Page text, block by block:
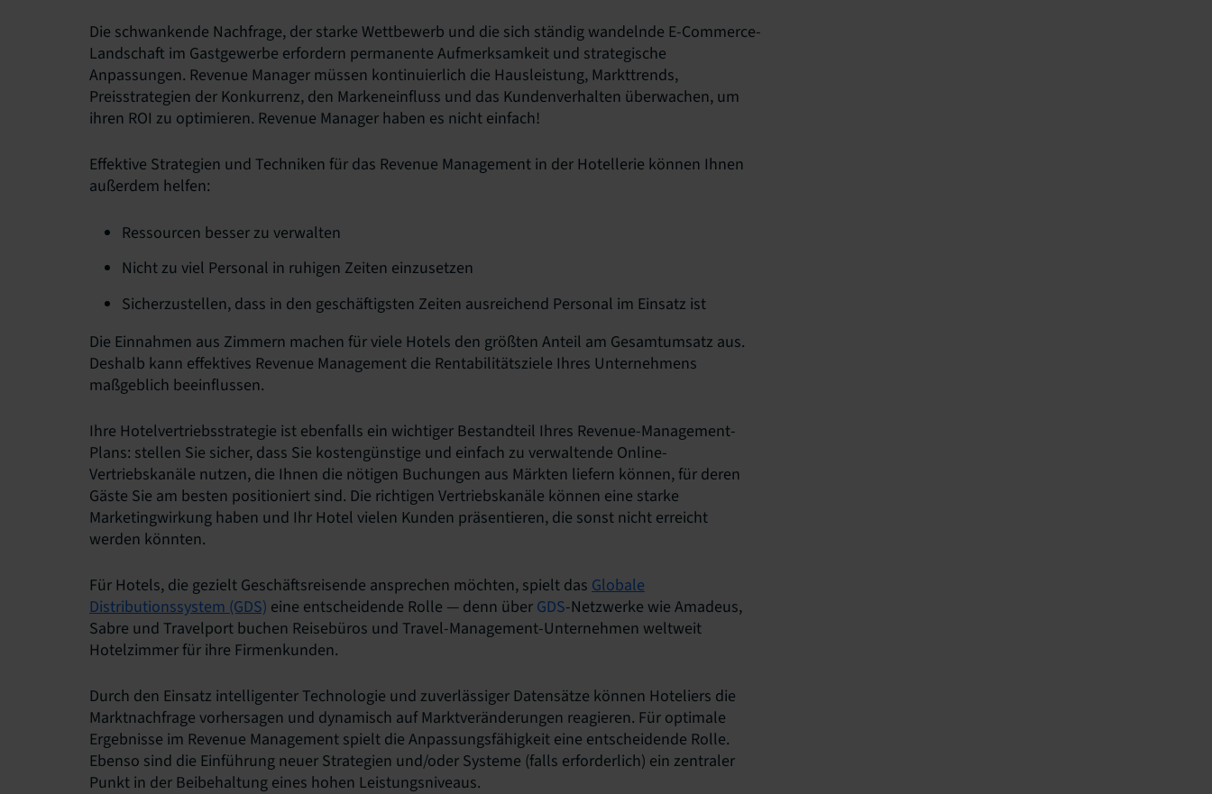
Die schwankende Nachfrage, der starke Wettbewerb und die sich ständig wandelnde E-Commerce-
Landschaft im Gastgewerbe erfordern permanente Aufmerksamkeit und strategische
Anpassungen. Revenue Manager müssen kontinuierlich die Hausleistung, Markttrends,
Preisstrategien der Konkurrenz, den Markeneinfluss und das Kundenverhalten überwachen, um
ihren ROI zu optimieren. Revenue Manager haben es nicht einfach!
Effektive Strategien und Techniken für das Revenue Management in der Hotellerie können Ihnen
außerdem helfen:
Ressourcen besser zu verwalten
Nicht zu viel Personal in ruhigen Zeiten einzusetzen
Sicherzustellen, dass in den geschäftigsten Zeiten ausreichend Personal im Einsatz ist
Die Einnahmen aus Zimmern machen für viele Hotels den größten Anteil am Gesamtumsatz aus.
Deshalb kann effektives Revenue Management die Rentabilitätsziele Ihres Unternehmens
maßgeblich beeinflussen.
Ihre Hotelvertriebsstrategie ist ebenfalls ein wichtiger Bestandteil Ihres Revenue-Management-
Plans: stellen Sie sicher, dass Sie kostengünstige und einfach zu verwaltende Online-
Vertriebskanäle nutzen, die Ihnen die nötigen Buchungen aus Märkten liefern können, für deren
Gäste Sie am besten positioniert sind. Die richtigen Vertriebskanäle können eine starke
Marketingwirkung haben und Ihr Hotel vielen Kunden präsentieren, die sonst nicht erreicht
werden könnten.
Für Hotels, die gezielt Geschäftsreisende ansprechen möchten, spielt das Globale
Distributionssystem (GDS) eine entscheidende Rolle — denn über GDS-Netzwerke wie Amadeus,
Sabre und Travelport buchen Reisebüros und Travel-Management-Unternehmen weltweit
Hotelzimmer für ihre Firmenkunden.
Durch den Einsatz intelligenter Technologie und zuverlässiger Datensätze können Hoteliers die
Marktnachfrage vorhersagen und dynamisch auf Marktveränderungen reagieren. Für optimale
Ergebnisse im Revenue Management spielt die Anpassungsfähigkeit eine entscheidende Rolle.
Ebenso sind die Einführung neuer Strategien und/oder Systeme (falls erforderlich) ein zentraler
Punkt in der Beibehaltung eines hohen Leistungsniveaus.